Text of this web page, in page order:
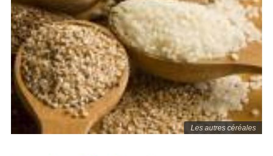
Les autres céréales